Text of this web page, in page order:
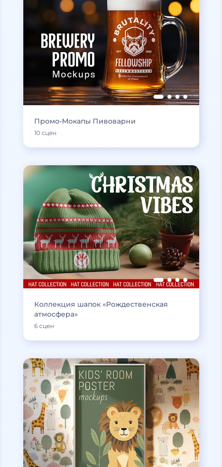
Промо-Мокапы Пивоварни
10 сцен
Коллекция шапок «Рождественская
атмосфера»
6 сцен